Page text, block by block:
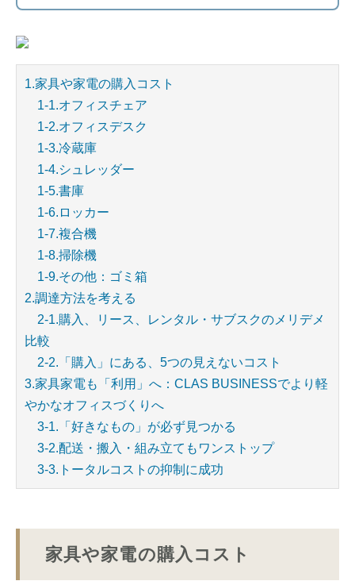
1.家具や家電の購入コスト
1-1.オフィスチェア
1-2.オフィスデスク
1-3.冷蔵庫
1-4.シュレッダー
1-5.書庫
1-6.ロッカー
1-7.複合機
1-8.掃除機
1-9.その他：ゴミ箱
2.調達方法を考える
2-1.購入、リース、レンタル・サブスクのメリデメ
比較
2-2.「購入」にある、5つの見えないコスト
3.家具家電も「利用」へ：CLAS BUSINESSでより軽
やかなオフィスづくりへ
3-1.「好きなもの」が必ず見つかる
3-2.配送・搬入・組み立てもワンストップ
3-3.トータルコストの抑制に成功
家具や家電の購入コスト